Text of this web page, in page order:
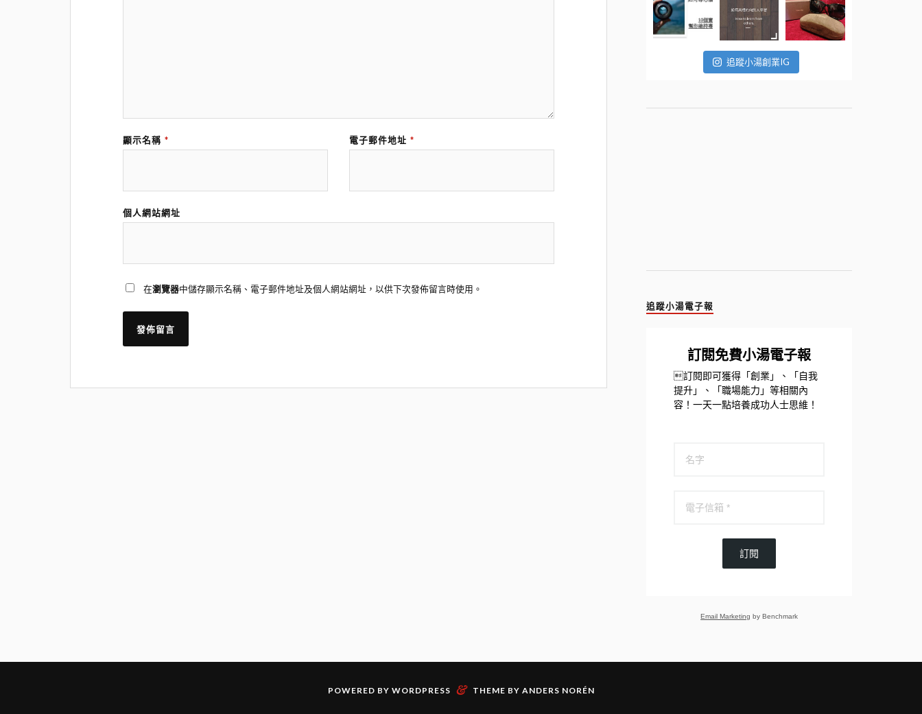
顯示名稱 * 電子郵件地址 *
個人網站網址
在瀏覽器中儲存顯示名稱、電子郵件地址及個人網站網址，以供下次發佈留言時使用。
追蹤小湯創業IG
追蹤小湯電子報
訂閱免費小湯電子報
訂閱即可獲得「創業」、「自我
提升」、「職場能力」等相關內
容！一天一點培養成功人士思維！
訂閱
Email Marketing by Benchmark
POWERED BY WORDPRESS & THEME BY ANDERS NORÉN